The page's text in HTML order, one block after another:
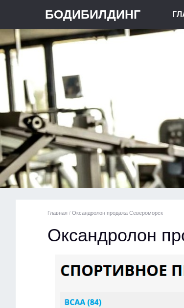
БОДИБИЛДИНГ
Главная / Оксандролон продажа Североморск
Оксандролон